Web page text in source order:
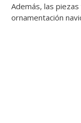
Además, las
ornamentación